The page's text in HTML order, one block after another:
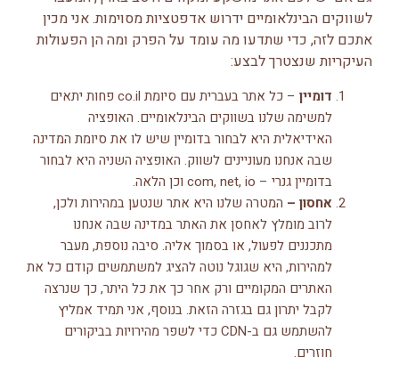
לשווקים הבינלאומיים ידרוש אדפטציות מסוימות. אני מכין
אתכם לזה, כדי שתדעו מה עומד על הפרק ומה הן הפעולות
העיקריות שנצטרך לבצע:
דומיין
– כל אתר בעברית עם סיומת co.il פחות יתאים
למשימה שלנו בשווקים הבינלאומיים. האופציה
האידיאלית היא לבחור בדומיין שיש לו את סיומת המדינה
שבה אנחנו מעוניינים לשווק. האופציה השניה היא לבחור
בדומיין גנרי – com, net, io וכן הלאה.
אחסון – המטרה שלנו היא אתר שנטען במהירות ולכן,
לרוב מומלץ לאחסן את האתר במדינה שבה אנחנו
מתכננים לפעול, או בסמוך אליה. סיבה נוספת, מעבר
למהירות, היא שגוגל נוטה להציג למשתמשים קודם כל את
האתרים המקומיים ורק אחר כך את כל היתר, כך שנרצה
לקבל יתרון גם בגזרה הזאת. בנוסף, אני תמיד אמליץ
להשתמש גם ב-CDN כדי לשפר מהירויות בביקורים
חוזרים.